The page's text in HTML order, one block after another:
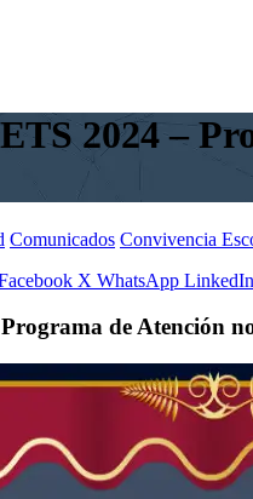
2024 –
Comunicados Convivencia
X WhatsApp LinkedIn
de Atención